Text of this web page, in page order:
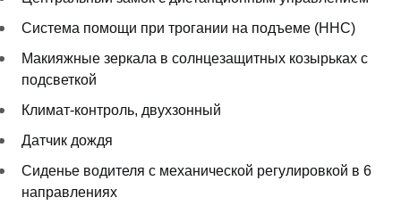
Система помощи при трогании на подъеме (HHC)
Макияжные зеркала в солнцезащитных козырьках с
подсветкой
Климат-контроль, двухзонный
Датчик дождя
Сиденье водителя с механической регулировкой в 6
направлениях